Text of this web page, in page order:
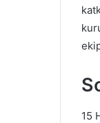
15